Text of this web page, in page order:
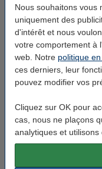
Nous souhaitons vous
uniquement des
d'intérêt et nous
votre comportement à
web. Notre politique
ces derniers, leur
pouvez modifier vos
Cliquez sur OK pour
cas, nous ne plaçons
analytiques et utilisons
La capacité d'une pile
par heure, ou mAh en
rechargeable est élevé,
rechargeables avec un
d'avoir besoin d'être
dépend toutefois de
Par exemple, une pile
mAh pendant dix
si vous voulez une pile
courte période, comme